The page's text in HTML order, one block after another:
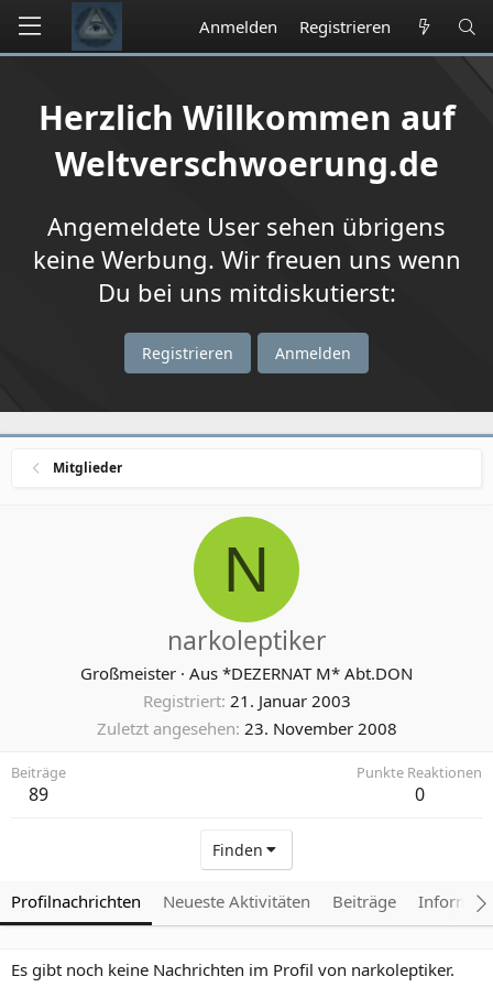
Anmelden Registrieren
Herzlich Willkommen auf
Weltverschwoerung.de
Angemeldete User sehen übrigens
keine Werbung. Wir freuen uns wenn
Du bei uns mitdiskutierst:
Registrieren Anmelden
Mitglieder
N
narkoleptiker
Großmeister · Aus *DEZERNAT M* Abt.DON
Registriert 21. Januar 2003
Zuletzt angesehen 23. November 2008
Beiträge
89
Punkte Reaktionen
0
Finden
Profilnachrichten Neueste Aktivitäten Beiträge
Es gibt noch keine Nachrichten im Profil von narkoleptiker.